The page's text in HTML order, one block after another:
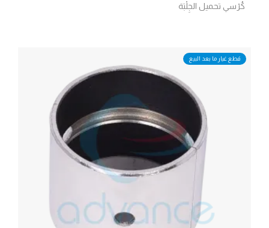
كُرْسي تحميل الجِلْبَة
قطع غيار ما بعد البيع